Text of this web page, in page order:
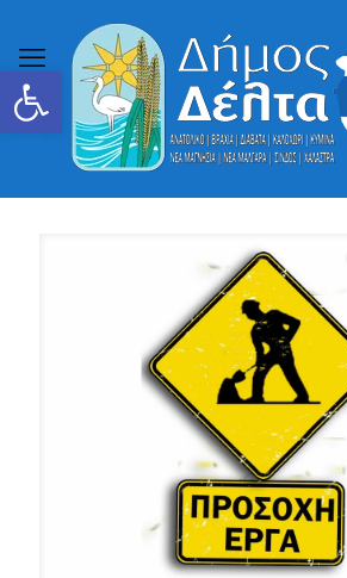
Ανοίξτε τη γραμμή εργαλείων